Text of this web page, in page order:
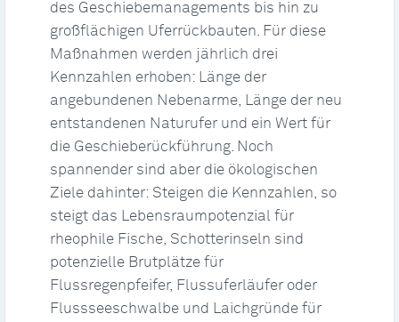
des Geschiebemanagements bis hin zu
großflächigen Uferrückbauten. Für diese
Maßnahmen werden jährlich drei
Kennzahlen erhoben: Länge der
angebundenen Nebenarme, Länge der neu
entstandenen Naturufer und ein Wert für
die Geschieberückführung. Noch
spannender sind aber die ökologischen
Ziele dahinter: Steigen die Kennzahlen, so
steigt das Lebensraumpotenzial für
rheophile Fische, Schotterinseln sind
potenzielle Brutplätze für
Flussregenpfeifer, Flussuferläufer oder
Flussseeschwalbe und Laichgründe für